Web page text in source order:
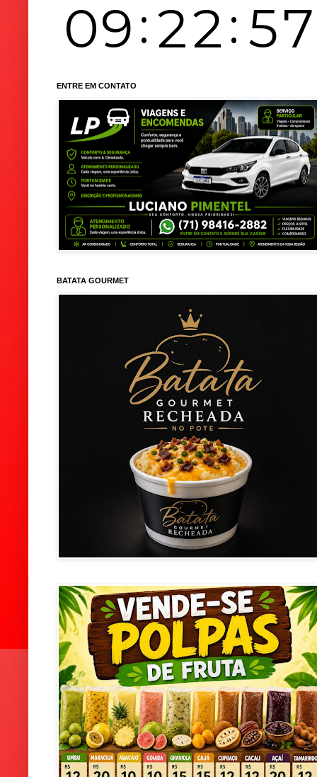
ENTRE EM CONTATO
BATATA GOURMET